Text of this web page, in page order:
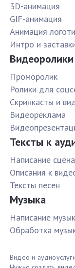
3D-анимация
GIF-анимация
Анимация
Интро и
Видеоролики
Проморолик
Ролики для
Скринкасты и
Видеореклама
Тексты к
Написание
Описания к
Тексты песен
Музыка
Написание
Обработка
Видео и аудиоуслуги